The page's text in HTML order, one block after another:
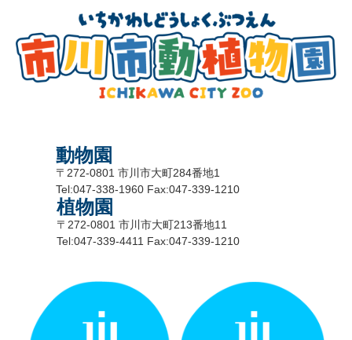
動物園
〒272-0801 市川市大町284番地1
Tel:047-338-1960 Fax:047-339-1210
植物園
〒272-0801 市川市大町213番地11
Tel:047-339-4411 Fax:047-339-1210